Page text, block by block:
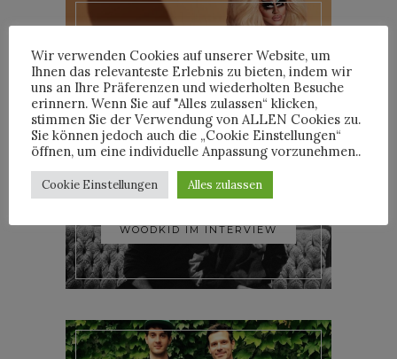
TRIXIE MATTEL IM
INTERVIEW
WOODKID IM INTERVIEW
Wir verwenden Cookies auf unserer Website, um
Ihnen das relevanteste Erlebnis zu bieten, indem wir
uns an Ihre Präferenzen und wiederholten Besuche
erinnern. Wenn Sie auf "Alles zulassen“ klicken,
stimmen Sie der Verwendung von ALLEN Cookies zu.
Sie können jedoch auch die „Cookie Einstellungen“
öffnen, um eine individuelle Anpassung vorzunehmen..
Cookie Einstellungen Alles zulassen